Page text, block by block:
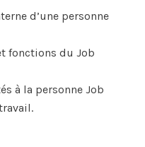
d’une personne
fonctions du Job
à la personne Job